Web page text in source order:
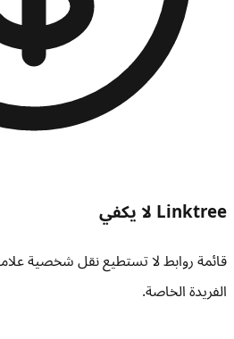
Linktree لا يكفي
قائمة روابط لا تستطيع نقل شخصية
الفريدة الخاصة.